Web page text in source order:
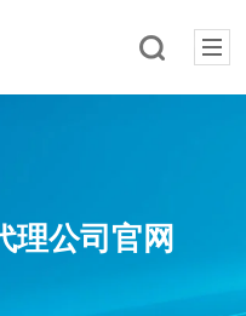
理公司官网